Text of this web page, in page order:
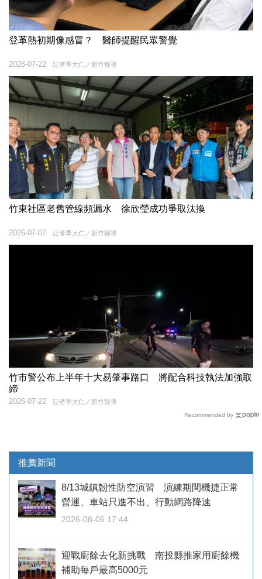
登革熱初期像感冒？ 醫師提醒民眾警覺
記者季大仁／新竹報導
2026-07-22
竹東社區老舊管線頻漏水 徐欣瑩成功爭取汰換
記者季大仁／新竹報導
2026-07-07
竹市警公布上半年十大易肇事路口 將配合科技執法加強取
締
記者季大仁／新竹報導
2026-07-22
Recommended by
推薦新聞
8/13城鎮韌性防空演習 演練期間機捷正常
營運、車站只進不出、行動網路降速
2026-08-06 17:44
迎戰廚餘去化新挑戰 南投縣推家用廚餘機
補助每戶最高5000元